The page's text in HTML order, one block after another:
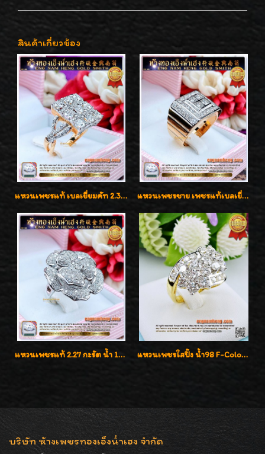
สินค้าเกี่ยวข้อง
แหวนเพชรแท้ เบลเยี่ยมคัท 2.39 กะรัต น้ำ 98 F-Color/VVS ดีไซน์หน้ากว้างหรูเต็มนิ้ว แหวนเพชรชาย เพชรแท้เบลเยี่ยมคัท น้ำ100% D-Color/VVS 2.46 กะรัต
แหวนเพชรแท้ 2.27 กะรัต น้ำ 100% เบลเยี่ยมคัท ลวดลายดอกกุหลาบหรู แหวนเพชรใสปิ๊ง น้ำ98 F-Color/VVS1 น้ำหนักเพชรรวม 2.56 กะรัต ใส่เต็มนิ้วเพชรเป็นน้ำเป็นเนื้อสวยมากๆค่ะ
บริษัท ห้างเพชรทองเอ็งน่ำเฮง จำกัด